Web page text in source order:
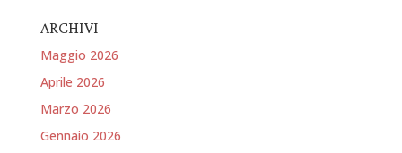
ARCHIVI
Maggio 2026
Aprile 2026
Marzo 2026
Gennaio 2026